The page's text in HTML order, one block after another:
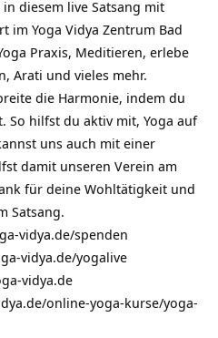
diesem live Satsang mit
im Yoga Vidya Zentrum Bad
Praxis, Meditieren, erlebe
Arati und vieles mehr.
die Harmonie, indem du
So hilfst du aktiv mit, Yoga auf
uns auch mit einer
damit unseren Verein am
für deine Wohltätigkeit und
Satsang.
vidya.de/spenden
vidya.de/yogalive
vidya.de
online-yoga-kurse/yoga-